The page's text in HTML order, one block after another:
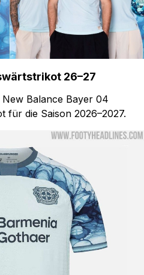
26–27
New Balance Bayer 04
für die Saison 2026–2027.